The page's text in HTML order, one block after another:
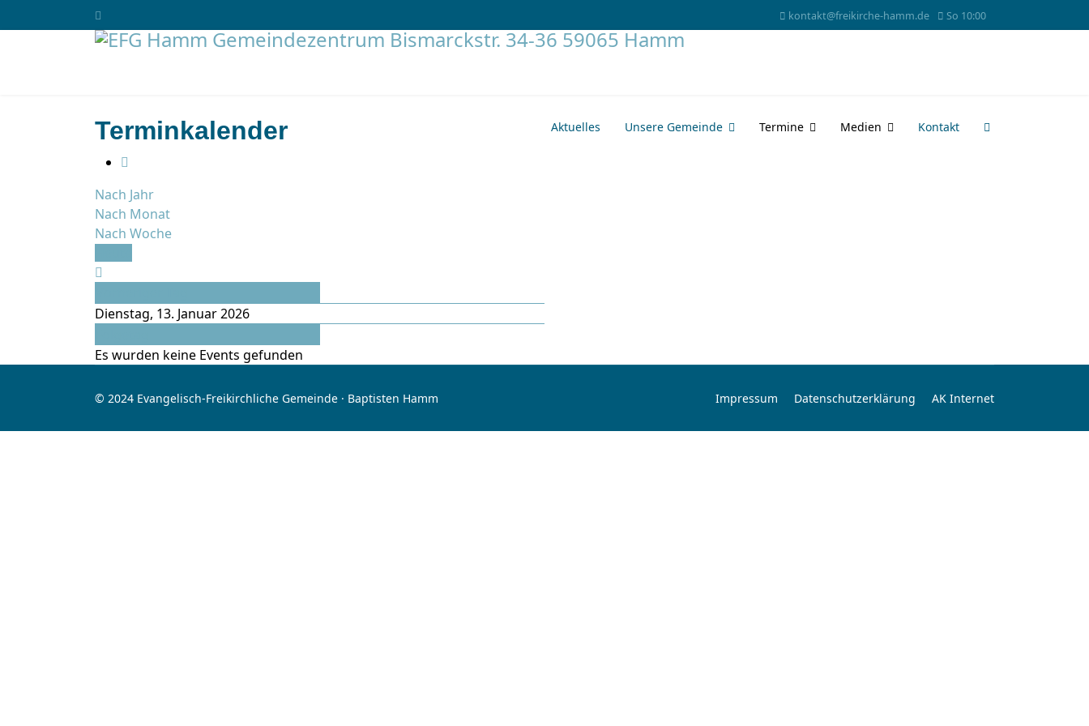
kontakt@freikirche-hamm.de So 10:00
Aktuelles Unsere Gemeinde Termine Medien Kontakt
Terminkalender
Nach Jahr
Nach Monat
Nach Woche
Dienstag, 13. Januar 2026
Es wurden keine Events gefunden
© 2024 Evangelisch-Freikirchliche Gemeinde · Baptisten Hamm Impressum Datenschutzerklärung AK Internet